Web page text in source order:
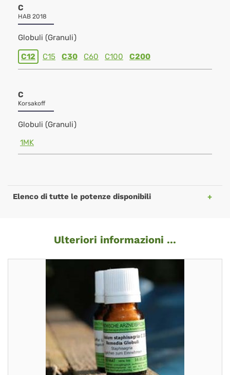
C
HAB 2018
Globuli (Granuli)
C12 C15 C30 C60 C100 C200
C
Korsakoff
Globuli (Granuli)
1MK
Elenco di tutte le potenze disponibili
Ulteriori informazioni ...